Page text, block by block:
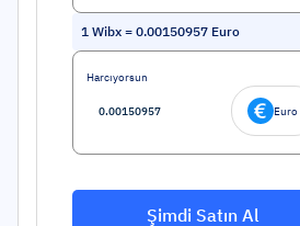
1 Wibx = 0.00150957 Euro
Harcıyorsun
Euro
Şimdi Satın Al